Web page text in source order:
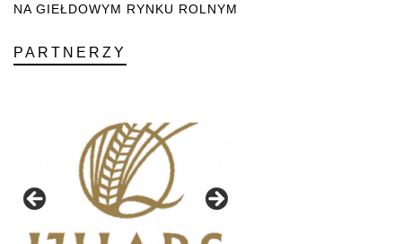
NA GIEŁDOWYM RYNKU ROLNYM
PARTNERZY